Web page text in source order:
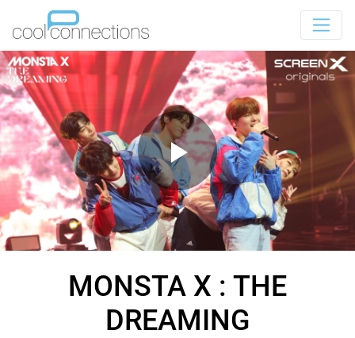
MONSTA X : THE
DREAMING